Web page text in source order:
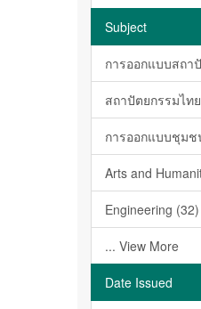
Subject
การออกแบบสถา
สถาปัตยกรรมไท
การออกแบบชุมช
Arts and
Engineering (32)
... View More
Date Issued